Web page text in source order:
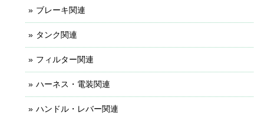
ブレーキ関連
タンク関連
フィルター関連
ハーネス・電装関連
ハンドル・レバー関連